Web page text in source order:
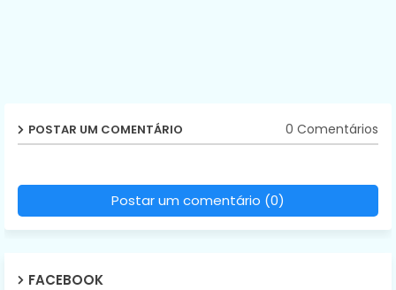
POSTAR UM COMENTÁRIO 0 Comentários
Postar um comentário (0)
FACEBOOK